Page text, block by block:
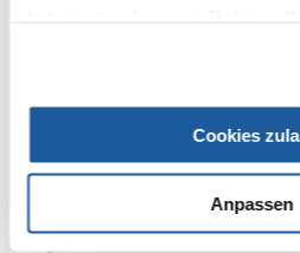
Cookies
Anpassen
Mangan
Metabolisierbare Energie (berechnet nach
Metabolisierbare Energie (berechnet
Methionin Cystin1.5%